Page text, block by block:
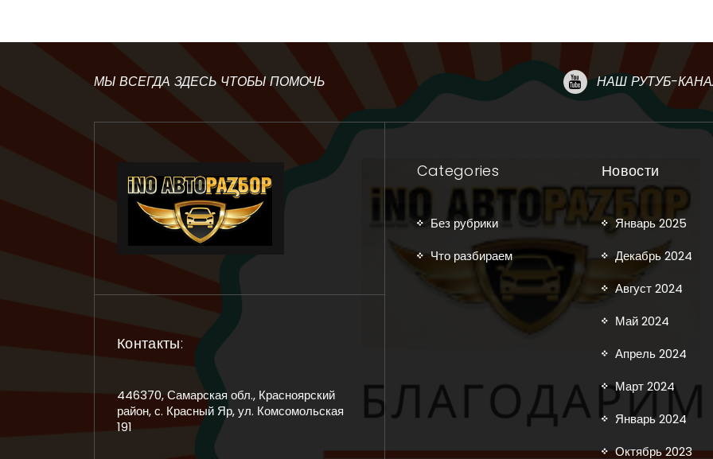
МЫ ВСЕГДА ЗДЕСЬ ЧТОБЫ ПОМОЧЬ НАШ РУТУБ-
Контакты:
446370, Самарская обл., Красноярский
район, с. Красный Яр, ул. Комсомольская
191
Categories
Без рубрики
Что разбираем
Новости
Январь 2025
Декабрь 2024
Август 2024
Май 2024
Апрель 2024
Март 2024
Январь 2024
Октябрь 2023